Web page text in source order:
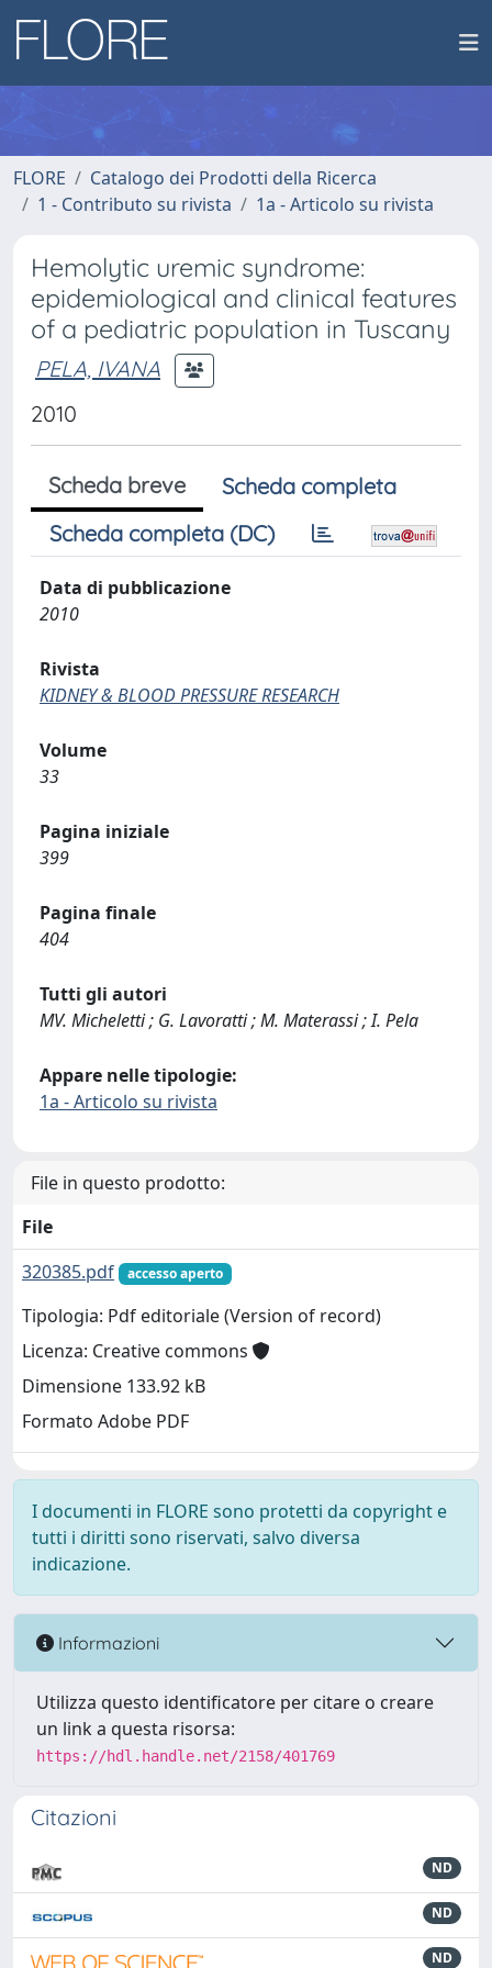
FLORE
Catalogo dei Prodotti della Ricerca
1 - Contributo su rivista
1a - Articolo su rivista
Hemolytic uremic syndrome:
epidemiological and clinical features
of a pediatric population in Tuscany
PELA, IVANA
2010
Scheda breve
Scheda completa
Scheda completa (DC)
Data di pubblicazione
2010
Rivista
KIDNEY & BLOOD PRESSURE RESEARCH
Volume
33
Pagina iniziale
399
Pagina finale
404
Tutti gli autori
MV. Micheletti ; G. Lavoratti ; M. Materassi ; I. Pela
Appare nelle tipologie:
1a - Articolo su rivista
File in questo prodotto:
File
320385.pdf
accesso aperto
Tipologia: Pdf editoriale (Version of record)
Licenza: Creative commons
Dimensione 133.92 kB
Formato Adobe PDF
I documenti in FLORE sono protetti da copyright e
tutti i diritti sono riservati, salvo diversa
indicazione.
Informazioni
Utilizza questo identificatore per citare o creare
un link a questa risorsa:
https://hdl.handle.net/2158/401769
Citazioni
ND
ND
ND